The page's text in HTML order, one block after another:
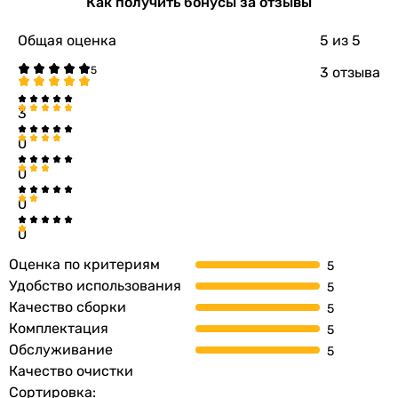
упаковке
Вес в упаковке
Гарантия
Гарантия
Сервисное
обслуживание
Увидели ошибку в описании или характеристиках?
Сообщите нам об этом!
Сообщить об ошибке
Общая оценка 5 из 5
3 отзыва
3
0
0
0
0
Оценка по критериям
Удобство использования
Качество сборки
Комплектация
Обслуживание
Качество очистки
Сортировка: